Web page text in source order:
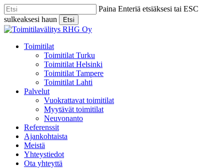
Skip
to
main
content
Paina Enteriä etsiäksesi tai ESC
sulkeaksesi haun
Etsi
Close
Menu
Toimitilat
Toimitilat Turku
Toimitilat Helsinki
Toimitilat Tampere
Toimitilat Lahti
Palvelut
Vuokrattavat toimitilat
Myytävät toimitilat
Neuvonanto
Referenssit
Ajankohtaista
Meistä
Yhteystiedot
Ota yhteyttä